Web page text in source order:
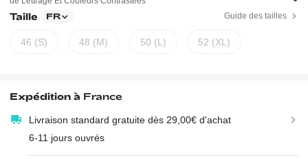
Taille FR Guide des tailles
46 (S) 48 (M) 50 (L) 52 (XL)
Expédition à France
Livraison standard gratuite dès 29,00€ d'achat
6-11 jours ouvrés